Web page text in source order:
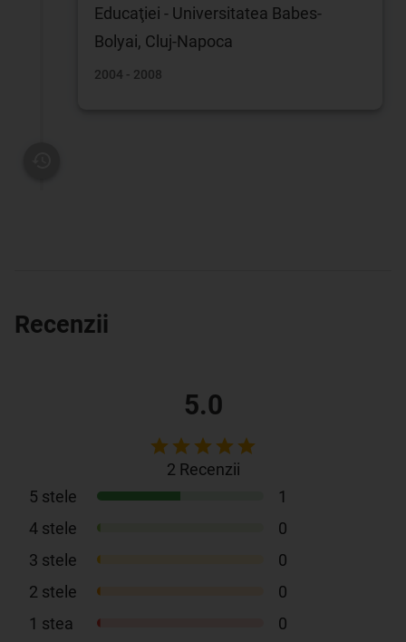
Educaţiei - Universitatea Babes-
Bolyai, Cluj-Napoca
2004 - 2008
Recenzii
5.0
2 Recenzii
5 stele
1
4 stele
0
3 stele
0
2 stele
0
1 stea 0